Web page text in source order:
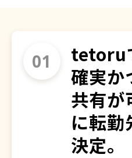
tetoru
確実か
共有が
に転勤
決定。